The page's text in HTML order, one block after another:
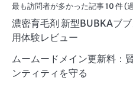
最も訪問者が多かった記事 10 件 (
濃密育毛剤 新型BUBKAブ
用体験レビュー
ムームードメイン更新料：
ンティティを守る